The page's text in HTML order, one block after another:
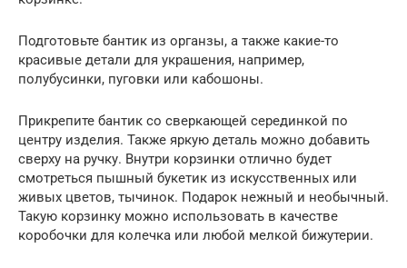
Подготовьте бантик из органзы, а также какие-то
красивые детали для украшения, например,
полубусинки, пуговки или кабошоны.
Прикрепите бантик со сверкающей серединкой по
центру изделия. Также яркую деталь можно добавить
сверху на ручку. Внутри корзинки отлично будет
смотреться пышный букетик из искусственных или
живых цветов, тычинок. Подарок нежный и необычный.
Такую корзинку можно использовать в качестве
коробочки для колечка или любой мелкой бижутерии.